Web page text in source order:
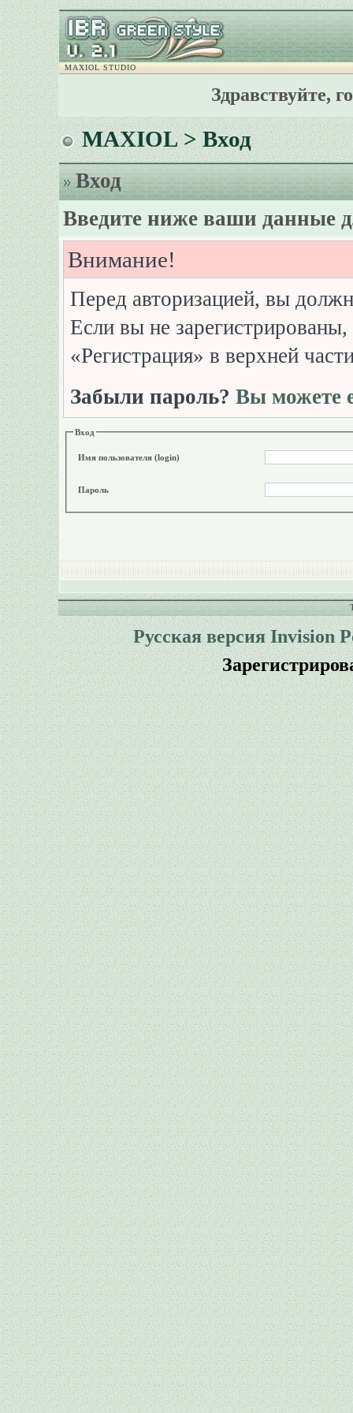
MAXIOL STUDIO
Здравствуйте,
MAXIOL> Вход
Вход
Введите ниже ваши данные
Внимание!
Перед авторизацией, вы
Если вы не
«Регистрация» в верхней
Забыли пароль? Вы можете
Вход
Имя пользователя (login)
Пароль
Русская версия Invision